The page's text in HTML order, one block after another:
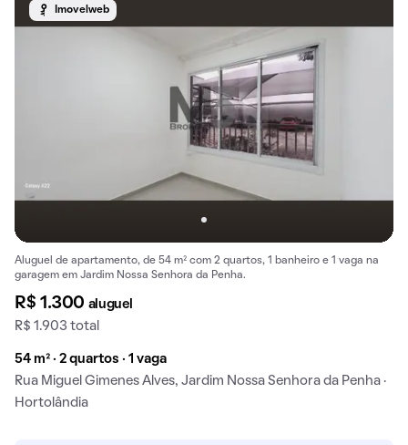
Imovelweb
Aluguel de apartamento, de 54 m² com 2 quartos, 1 banheiro e 1 vaga na
garagem em Jardim Nossa Senhora da Penha.
R$ 1.300 aluguel
R$ 1.903 total
54 m² · 2 quartos · 1 vaga
Rua Miguel Gimenes Alves, Jardim Nossa Senhora da Penha ·
Hortolândia